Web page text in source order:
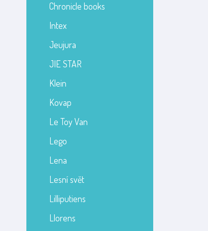
Chronicle books
Intex
Jeujura
JIE STAR
Klein
Kovap
Le Toy Van
Lego
Lena
Lesní svět
Lilliputiens
Llorens